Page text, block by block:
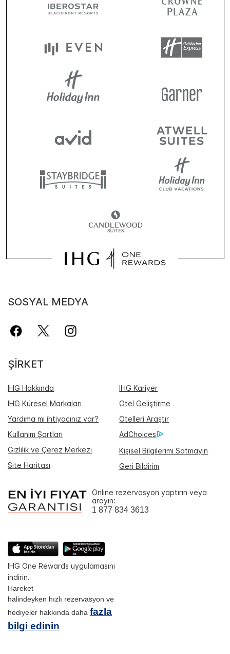
SOSYAL MEDYA
ŞIRKET
IHG Hakkında
IHG Kariyer
IHG Küresel Markaları
Otel Geliştirme
Yardıma mı ihtiyacınız var?
Otelleri Araştır
Kullanım Şartları
AdChoices
Gizlilik ve Çerez Merkezi
Kişisel Bilgilerimi Satmayın
Site Haritası
Geri Bildirim
Online rezervasyon yaptırın veya
arayın:
1 877 834 3613
IHG One Rewards uygulamasını
indirin.
Hareket
halindeyken hızlı rezervasyon ve
hediyeler hakkında daha fazla
bilgi edinin